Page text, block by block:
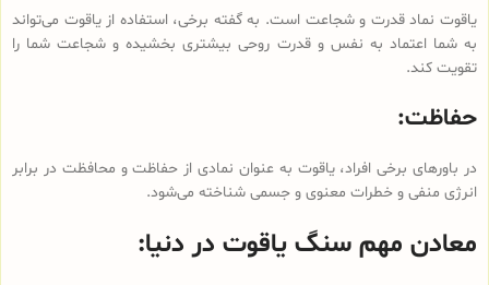
یاقوت نماد قدرت و شجاعت است. به گفته برخی، استفاده از یاقوت می‌تواند
به شما اعتماد به نفس و قدرت روحی بیشتری بخشیده و شجاعت شما را
تقویت کند.
حفاظت:
در باورهای برخی افراد، یاقوت به عنوان نمادی از حفاظت و محافظت در برابر
انرژی منفی و خطرات معنوی و جسمی شناخته می‌شود.
معادن مهم سنگ یاقوت در دنیا: